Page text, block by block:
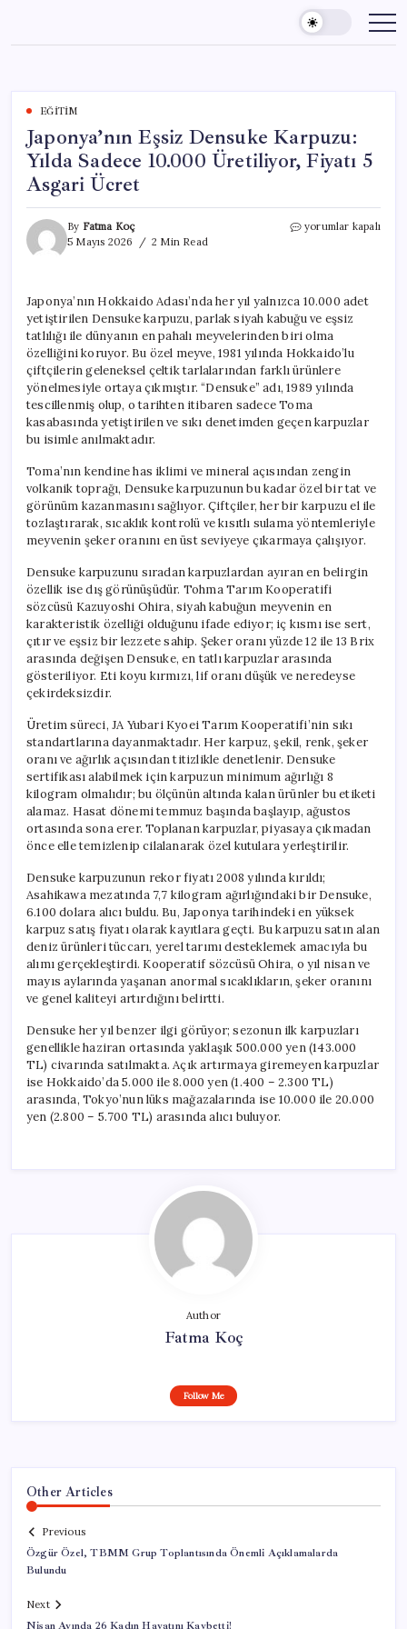
content
EĞITIM
Japonya’nın Eşsiz Densuke Karpuzu:
Yılda Sadece 10.000 Üretiliyor, Fiyatı 5
Asgari Ücret
By Fatma Koç
5 Mayıs 2026
2 Min Read
Japonya’nın
Sadece
10.000
Üretiliyor,
Fiyatı
5
Asgari
Ücret
için
yorumlar kapalı
Japonya’nın Hokkaido Adası’nda her yıl yalnızca 10.000 adet
yetiştirilen Densuke karpuzu, parlak siyah kabuğu ve eşsiz
tatlılığı ile dünyanın en pahalı meyvelerinden biri olma
özelliğini koruyor. Bu özel meyve, 1981 yılında Hokkaido’lu
çiftçilerin geleneksel çeltik tarlalarından farklı ürünlere
yönelmesiyle ortaya çıkmıştır. “Densuke” adı, 1989 yılında
tescillenmiş olup, o tarihten itibaren sadece Toma
kasabasında yetiştirilen ve sıkı denetimden geçen karpuzlar
bu isimle anılmaktadır.
Toma’nın kendine has iklimi ve mineral açısından zengin
volkanik toprağı, Densuke karpuzunun bu kadar özel bir tat ve
görünüm kazanmasını sağlıyor. Çiftçiler, her bir karpuzu el ile
tozlaştırarak, sıcaklık kontrolü ve kısıtlı sulama yöntemleriyle
meyvenin şeker oranını en üst seviyeye çıkarmaya çalışıyor.
Densuke karpuzunu sıradan karpuzlardan ayıran en belirgin
özellik ise dış görünüşüdür. Tohma Tarım Kooperatifi
sözcüsü Kazuyoshi Ohira, siyah kabuğun meyvenin en
karakteristik özelliği olduğunu ifade ediyor; iç kısmı ise sert,
çıtır ve eşsiz bir lezzete sahip. Şeker oranı yüzde 12 ile 13 Brix
arasında değişen Densuke, en tatlı karpuzlar arasında
gösteriliyor. Eti koyu kırmızı, lif oranı düşük ve neredeyse
çekirdeksizdir.
Üretim süreci, JA Yubari Kyoei Tarım Kooperatifi’nin sıkı
standartlarına dayanmaktadır. Her karpuz, şekil, renk, şeker
oranı ve ağırlık açısından titizlikle denetlenir. Densuke
sertifikası alabilmek için karpuzun minimum ağırlığı 8
kilogram olmalıdır; bu ölçünün altında kalan ürünler bu etiketi
alamaz. Hasat dönemi temmuz başında başlayıp, ağustos
ortasında sona erer. Toplanan karpuzlar, piyasaya çıkmadan
önce elle temizlenip cilalanarak özel kutulara yerleştirilir.
Densuke karpuzunun rekor fiyatı 2008 yılında kırıldı;
Asahikawa mezatında 7,7 kilogram ağırlığındaki bir Densuke,
6.100 dolara alıcı buldu. Bu, Japonya tarihindeki en yüksek
karpuz satış fiyatı olarak kayıtlara geçti. Bu karpuzu satın alan
deniz ürünleri tüccarı, yerel tarımı desteklemek amacıyla bu
alımı gerçekleştirdi. Kooperatif sözcüsü Ohira, o yıl nisan ve
mayıs aylarında yaşanan anormal sıcaklıkların, şeker oranını
ve genel kaliteyi artırdığını belirtti.
Densuke her yıl benzer ilgi görüyor; sezonun ilk karpuzları
genellikle haziran ortasında yaklaşık 500.000 yen (143.000
TL) civarında satılmakta. Açık artırmaya giremeyen karpuzlar
ise Hokkaido’da 5.000 ile 8.000 yen (1.400 – 2.300 TL)
arasında, Tokyo’nun lüks mağazalarında ise 10.000 ile 20.000
yen (2.800 – 5.700 TL) arasında alıcı buluyor.
Author
Fatma Koç
Follow Me
Other Articles
Previous
Özgür Özel, TBMM Grup Toplantısında Önemli Açıklamalarda
Bulundu
Next
Nisan Ayında 26 Kadın Hayatını Kaybetti!